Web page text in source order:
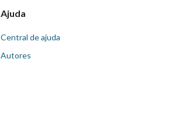
Ajuda
Central de ajuda
Autores